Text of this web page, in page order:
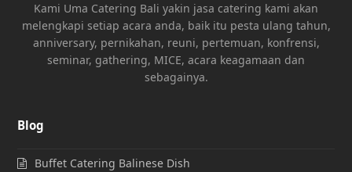
Kami Uma Catering Bali yakin jasa catering kami akan
melengkapi setiap acara anda, baik itu pesta ulang tahun,
anniversary, pernikahan, reuni, pertemuan, konfrensi,
seminar, gathering, MICE, acara keagamaan dan
sebagainya.
Blog
Buffet Catering Balinese Dish